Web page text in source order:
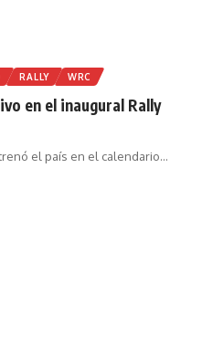
RALLY WRC
en el inaugural Rally
el país en el calendario…